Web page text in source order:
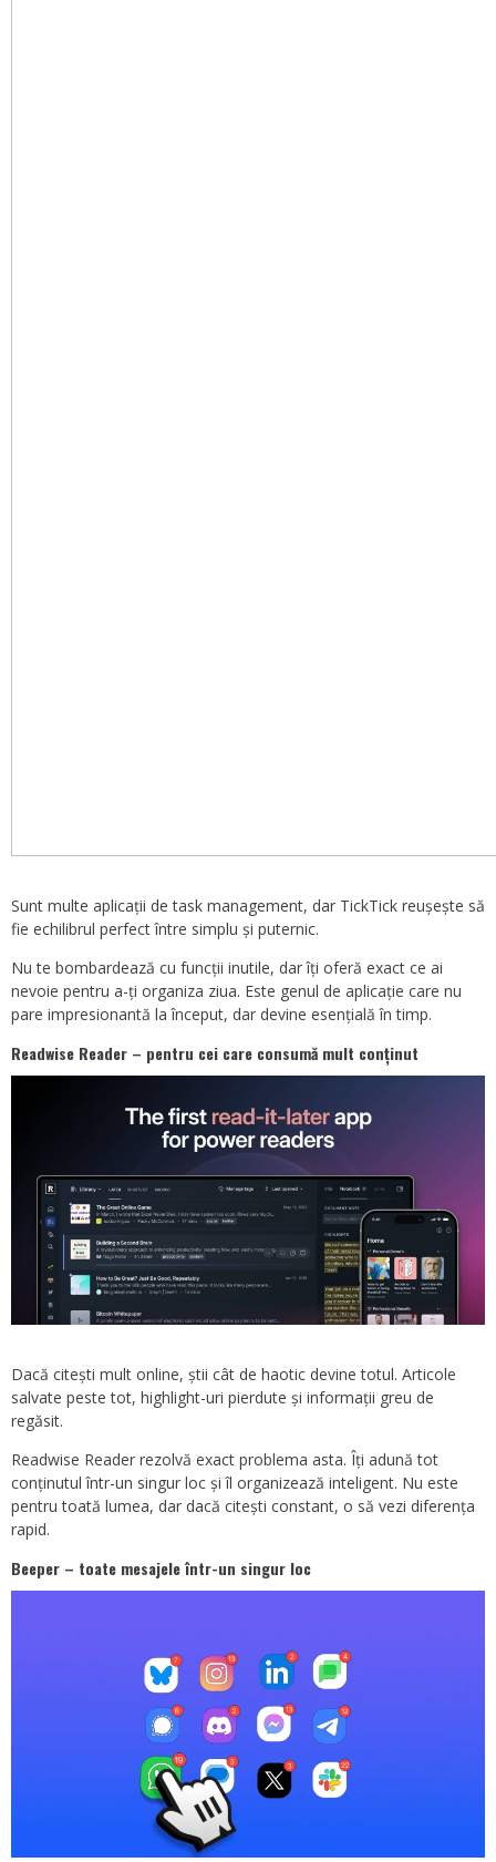
Sunt multe aplicații de task management, dar TickTick reușește să
fie echilibrul perfect între simplu și puternic.
Nu te bombardează cu funcții inutile, dar îți oferă exact ce ai
nevoie pentru a-ți organiza ziua. Este genul de aplicație care nu
pare impresionantă la început, dar devine esențială în timp.
Readwise Reader – pentru cei care consumă mult conținut
Dacă citești mult online, știi cât de haotic devine totul. Articole
salvate peste tot, highlight-uri pierdute și informații greu de
regăsit.
Readwise Reader rezolvă exact problema asta. Îți adună tot
conținutul într-un singur loc și îl organizează inteligent. Nu este
pentru toată lumea, dar dacă citești constant, o să vezi diferența
rapid.
Beeper – toate mesajele într-un singur loc